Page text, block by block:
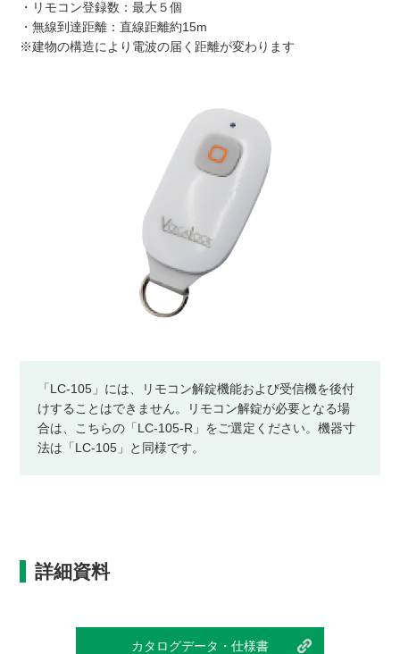
・リモコン登録数：最大５個
・無線到達距離：直線距離約15m
※建物の構造により電波の届く距離が変わります
「LC-105」には、リモコン解錠機能および受信機を後付
けすることはできません。リモコン解錠が必要となる場
合は、こちらの「LC-105-R」をご選定ください。機器寸
法は「LC-105」と同様です。
詳細資料
カタログデータ・仕様書